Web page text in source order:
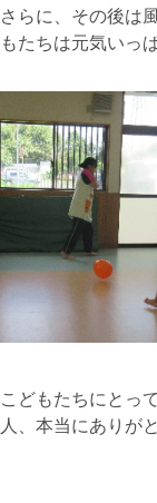
さらに、その後は
もたちは元気いっ
こどもたちにとっ
人、本当にありが